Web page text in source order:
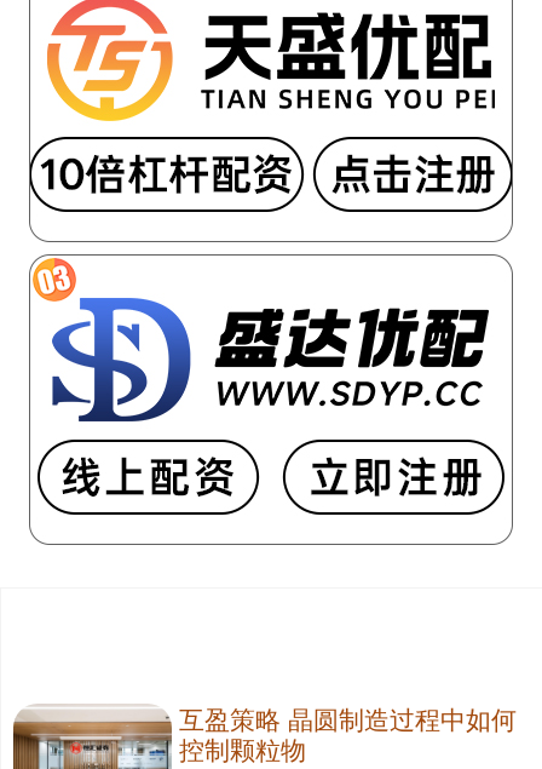
互盈策略 晶圆制造过程中如何
控制颗粒物